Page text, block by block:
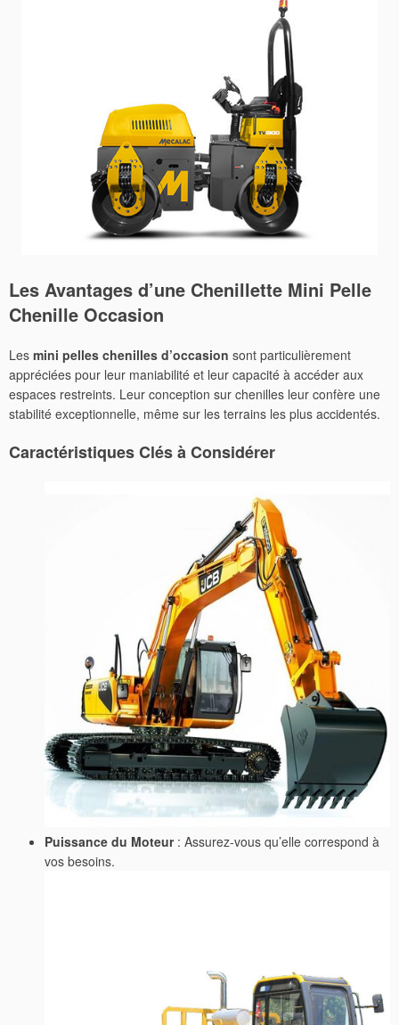
Les Avantages d’une Chenillette Mini Pelle
Chenille Occasion
Les mini pelles chenilles d’occasion sont particulièrement
appréciées pour leur maniabilité et leur capacité à accéder aux
espaces restreints. Leur conception sur chenilles leur confère une
stabilité exceptionnelle, même sur les terrains les plus accidentés.
Caractéristiques Clés à Considérer
Puissance du Moteur: Assurez-vous qu’elle correspond à
vos besoins.